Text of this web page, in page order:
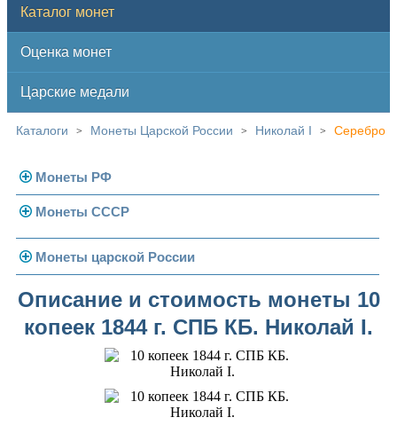
Каталог монет
Оценка монет
Царские медали
Каталоги > Монеты Царской России > Николай I > Серебро
Монеты РФ
Современная Россия
Монеты 1991-1993 гг.
Монеты СССР
Погодовка СССР
Монеты 1958 года
Золотые червонцы
Памятные и юбилейные
Монеты царской России
Николай II (1894-1917)
Золото
Александр III (1881-1894)
Александр II (1855-1881)
Николай I (1825-1855)
Описание и стоимость монеты 10
копеек 1844 г. СПБ КБ. Николай I.